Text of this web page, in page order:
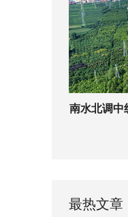
南水北调中
最热文章